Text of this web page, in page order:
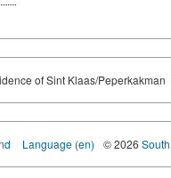
of Sint Klaas/Peperkakman
Language (en) © 2026